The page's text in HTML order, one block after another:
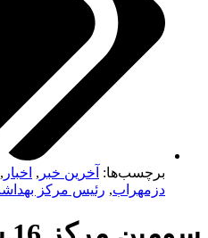
برچسب‌ها:آخرین خبر ,اخبار,
دزمهراب رئیس مرکز بهداشت